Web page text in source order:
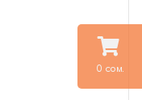
0 сом.